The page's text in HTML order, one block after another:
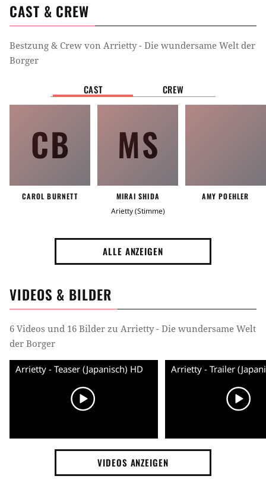
CAST & CREW
Bestzung & Crew von Arrietty - Die wundersame Welt der
Borger
CAST CREW
CB
CAROL BURNETT
MS
MIRAI SHIDA
Arietty (Stimme)
AMY POEHLER
ALLE ANZEIGEN
VIDEOS & BILDER
6 Videos und 16 Bilder zu Arrietty - Die wundersame Welt
der Borger
Arrietty - Teaser (Japanisch) HD Arrietty - Trailer
VIDEOS ANZEIGEN